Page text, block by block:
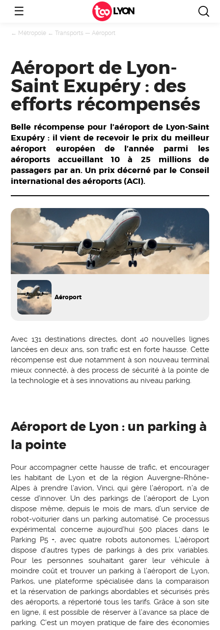
☰ LYON
← Métropole ←Transports — Aéroport
Aéroport de Lyon-
Saint Exupéry : des
efforts récompensés
Belle récompense pour l’aéroport de Lyon-Saint
Exupéry : il vient de recevoir le prix du meilleur
aéroport européen de l’année parmi les
aéroports accueillant 10 à 25 millions de
passagers par an. Un prix décerné par le Conseil
international des aéroports (ACI).
Aéroport
Avec 131 destinations directes, dont 40 nouvelles lignes
lancées en deux ans, son trafic est en forte hausse. Cette
récompense est due notamment à son nouveau terminal
mieux connecté, à des process de sécurité à la pointe de
la technologie et à ses innovations au niveau parking.
Aéroport de Lyon : un parking à
la pointe
Pour accompagner cette hausse de trafic, et encourager
les habitant de Lyon et de la région Auvergne-Rhône-
Alpes à prendre l’avion, Vinci, qui gère l’aéroport, n’a de
cesse d’innover. Un des parkings de l’aéroport de Lyon
dispose même, depuis le mois de mars, d’un service de
robot-voiturier dans un parking automatisé. Ce processus
expérimental concerne aujourd’hui 500 places dans le
Parking P5 +, avec quatre robots autonomes. L’aéroport
dispose d’autres types de parkings à des prix variables.
Pour les personnes souhaitant garer leur véhicule à
moindre coût et trouver un parking à l’aéroport de Lyon,
Parkos, une plateforme spécialisée dans la comparaison
et la réservation de parkings abordables et sécurisés près
des aéroports, a répertorié tous les tarifs. Grâce à son site
en ligne, il est possible de réserver à l’avance sa place de
parking. C’est un moyen pratique de faire des économies